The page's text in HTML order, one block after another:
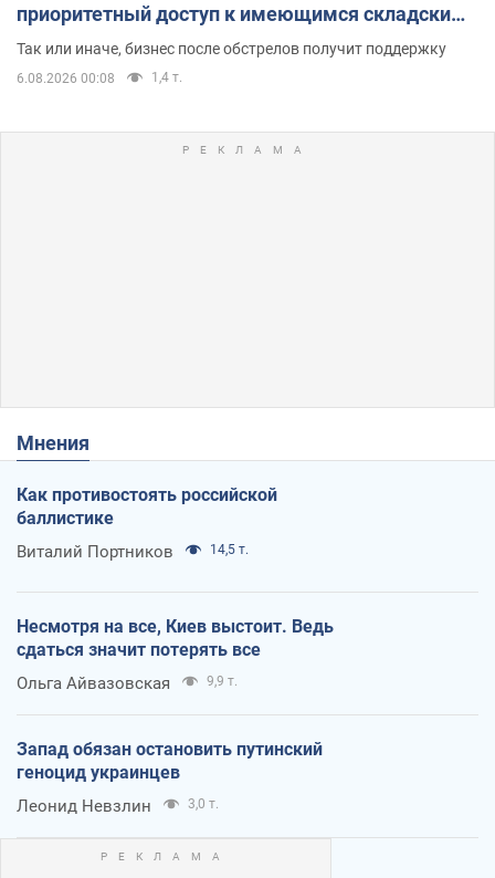
приоритетный доступ к имеющимся складским
помещениям
Так или иначе, бизнес после обстрелов получит поддержку
6.08.2026 00:08 1,4 т.
Мнения
Как противостоять российской
баллистике
Виталий Портников 14,5 т.
Несмотря на все, Киев выстоит. Ведь
сдаться значит потерять все
Ольга Айвазовская 9,9 т.
Запад обязан остановить путинский
геноцид украинцев
Леонид Невзлин 3,0 т.